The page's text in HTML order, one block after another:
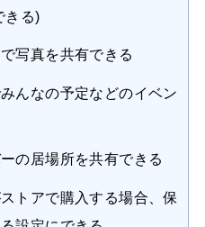
きる)
写真を共有できる
んなの予定などのイベン
の居場所を共有できる
トアで購入する場合、保